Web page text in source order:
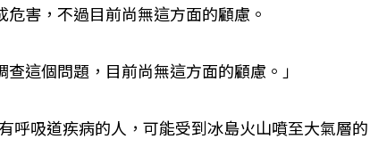
害，不過目前尚無這方面的顧慮。
這個問題，目前尚無這方面的顧慮。」
呼吸道疾病的人，可能受到冰島火山噴至大氣層的